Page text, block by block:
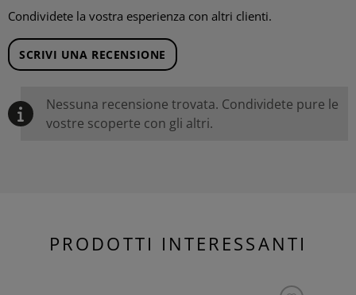
Condividete la vostra esperienza con altri clienti.
SCRIVI UNA RECENSIONE
Nessuna recensione trovata. Condividete pure le
vostre scoperte con gli altri.
PRODOTTI INTERESSANTI